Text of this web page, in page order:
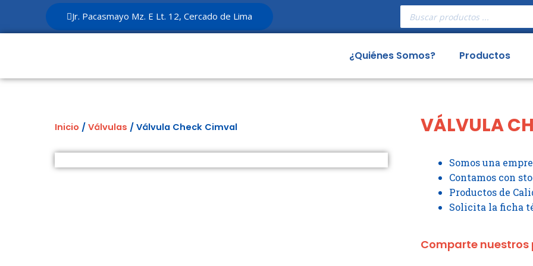
contenido
Jr. Pacasmayo Mz. E Lt. 12, Cercado de Lima
Búsqueda
de
productos
¿Quiénes Somos? Productos
Inicio / Válvulas / Válvula Check Cimval VÁLVULA
Somos una
Contamos con
Productos de
Solicita la ficha
Comparte nuestros